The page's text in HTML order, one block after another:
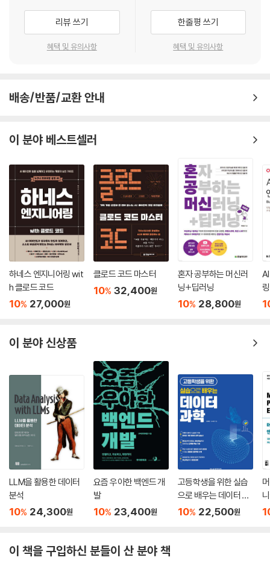
Tic-Tac-Toe에 대한 게임 트리
02 미니맥스 알고리즘
Tic-Tac-Toe 게임에 미니맥스 알고리즘 적용
03 Tic-Tac-Toe 게임 프로그래밍
알파베타 알고리즘 실습
Summary
연습문제
Chapter 04 전문가 시스템
01 전문가 시스템
전문가 시스템의 역사
02 전문가 시스템의 구성 요소
지식베이스
추론 엔진
데이터, 정보, 지식
규칙에 AND나 OR를 사용할 수 있다
05 전문가 시스템에서의 추론
순방향 추론
역방향 추론
LAB 추론 실습
LAB 화재 처리 시스템
06 충돌 해법
07 전문가 시스템의 장점과 단점
Summary
연습문제
리뷰 쓰기
혜택 및 유의사항
한줄평 쓰기
혜택 및 유의사항
배송/반품/교환 안내
이 분야 베스트셀러
하네스 엔지니어링 wit
h 클로드 코드
10% 27,000원
클로드 코드 마스터
10% 32,400원
혼자 공부하는 머신러
닝+딥러닝
10% 28,800원
링
이 분야 신상품
LLM을 활용한 데이터
분석
10% 24,300원
요즘 우아한 백엔드 개
발
10% 23,400원
고등학생을 위한 실습
으로 배우는 데이터 과
학
10% 22,500원
이 책을 구입하신 분들이 산 분야 책